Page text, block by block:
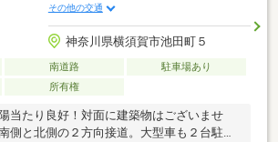
その他の交通
神奈川県横須賀市池田町５
南道路
駐車場あり
所有権
当たり良好！対面に建築物はございませ
側と北側の２方向接道。大型車も２台駐車